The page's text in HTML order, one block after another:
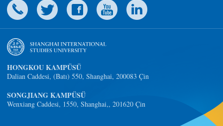
HONGKOU KAMPÜSÜ
Dalian Caddesi, (Batı) 550, Shanghai, 200083 Çin
SONGJIANG KAMPÜSÜ
Wenxiang Caddesi, 1550, Shanghai,, 201620 Çin